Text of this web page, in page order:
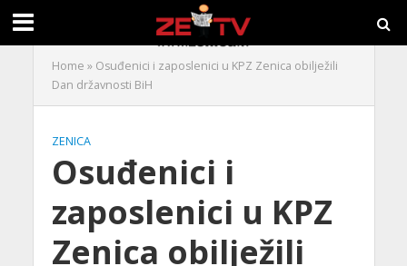
Home » Osuđenici i zaposlenici u KPZ Zenica obilježili
Dan državnosti BiH
ZENICA
Osuđenici i
zaposlenici u KPZ
Zenica obilježili